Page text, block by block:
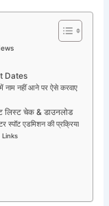
Dates
नहीं आने पर ऐसे करवाए
चेक & डाउनलोड
एडमिशन की प्रक्रिया